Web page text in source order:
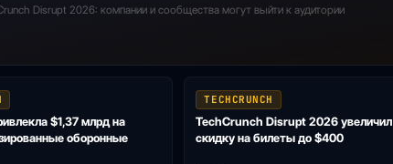
Disrupt 2026: компании и сообщества могут выйти к аудитории
$1,37 млрд на
оборонные
TECHCRUNCH
TechCrunch Disrupt 2026 увеличил
скидку на билеты до $400